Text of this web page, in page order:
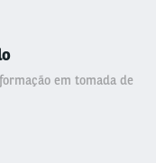
em tomada de